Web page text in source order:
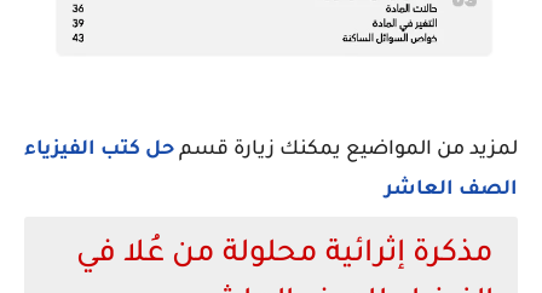
لمزيد من المواضيع يمكنك زيارة قسم حل كتب الفيزياء
الصف العاشر
مذكرة إثرائية محلولة من عُلا في